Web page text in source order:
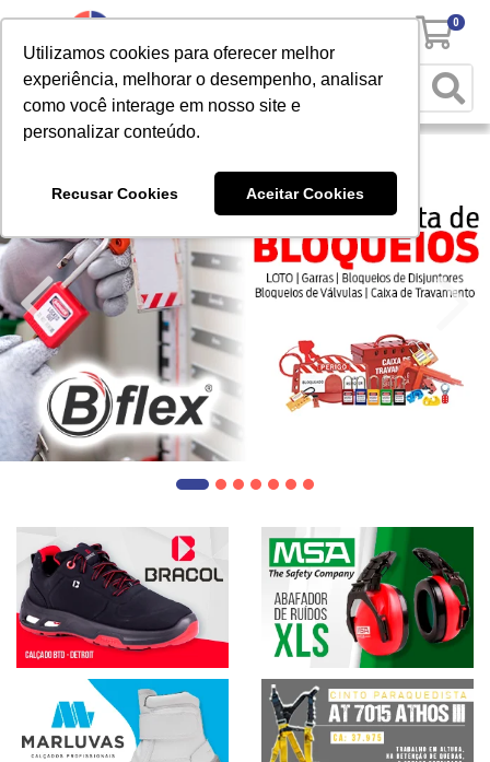
Utilizamos cookies para oferecer melhor
experiência, melhorar o desempenho, analisar
como você interage em nosso site e
personalizar conteúdo.
Recusar Cookies Aceitar Cookies
0